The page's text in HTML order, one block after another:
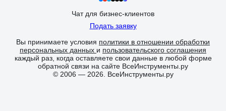
Чат для бизнес-клиентов
Подать заявку
Вы принимаете условия политики в отношении обработки
персональных данных и пользовательского соглашения
каждый раз, когда оставляете свои данные в любой форме
обратной связи на сайте ВсеИнструменты.ру
© 2006 — 2026. ВсеИнструменты.ру